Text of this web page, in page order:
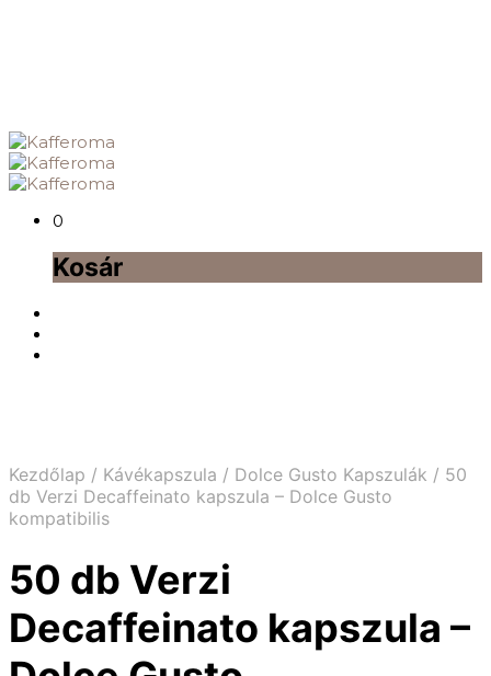
0
Kosár
Kezdőlap / Kávékapszula / Dolce Gusto Kapszulák / 50
db Verzi Decaffeinato kapszula – Dolce Gusto
kompatibilis
50 db Verzi
Decaffeinato kapszula –